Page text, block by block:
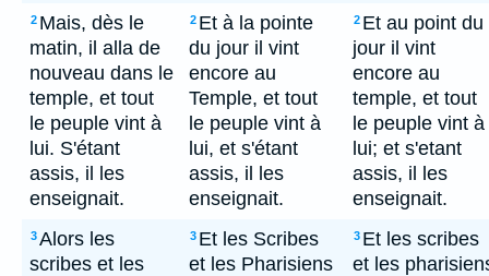
2 Mais, dès le
matin, il alla de
nouveau dans le
temple, et tout
le peuple vint à
lui. S'étant
assis, il les
enseignait.
2 Et à la pointe
du jour il vint
encore au
Temple, et tout
le peuple vint à
lui, et s'étant
assis, il les
enseignait.
2 Et au point du
jour il vint
encore au
temple, et tout
le peuple vint à
lui; et s'etant
assis, il les
enseignait.
3Alors les
scribes et les
3 Et les Scribes
et les Pharisiens
3 Et les scribes
et les